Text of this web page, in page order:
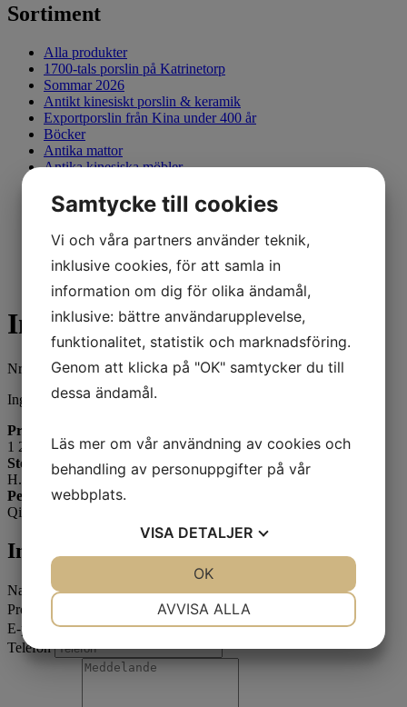
Sortiment
Alla produkter
1700-tals porslin på Katrinetorp
Sommar 2026
Antikt kinesiskt porslin & keramik
Exportporslin från Kina under 400 år
Böcker
Antika mattor
Antika kinesiska möbler
Götheborgsporslinet & Brickor
Smycken
Tallriksställ
Sålda föremål
Ingefärskrus, 1700-tal
Nr. S.15
Ingefärskrus i kineiskt porslin med dekor i blå underglasyr.
Pris
1 200 SEK
Storlek
H. 12,5 cm
Period
Qianlong ca 1780
Intresserad av att köpa?
Namn
Produkt
E-postadress*
Telefon
Samtycke till cookies
Vi och våra partners använder teknik,
inklusive cookies, för att samla in
information om dig för olika ändamål,
inklusive: bättre användarupplevelse,
funktionalitet, statistik och marknadsföring.
Genom att klicka på "OK" samtycker du till
dessa ändamål.
Läs mer om vår användning av cookies och
behandling av personuppgifter på vår
webbplats.
VISA DETALJER
MARKNADSFÖRING
AVVISA ALLA
OK